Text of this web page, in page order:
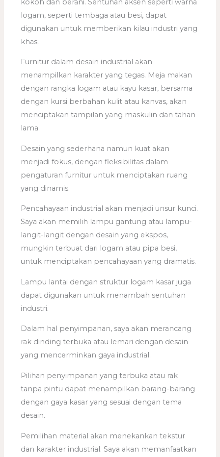
logam, seperti tembaga atau besi, dapat
digunakan untuk memberikan kilau industri yang
khas.
Furnitur dalam desain industrial akan
menampilkan karakter yang tegas. Meja makan
dengan rangka logam atau kayu kasar, bersama
dengan kursi berbahan kulit atau kanvas, akan
menciptakan tampilan yang maskulin dan tahan
lama.
Desain yang sederhana namun kuat akan
menjadi fokus, dengan fleksibilitas dalam
pengaturan furnitur untuk menciptakan ruang
yang dinamis.
Pencahayaan industrial akan menjadi unsur kunci.
Saya akan memilih lampu gantung atau lampu-
langit-langit dengan desain yang ekspos,
mungkin terbuat dari logam atau pipa besi,
untuk menciptakan pencahayaan yang dramatis.
Lampu lantai dengan struktur logam kasar juga
dapat digunakan untuk menambah sentuhan
industri.
Dalam hal penyimpanan, saya akan merancang
rak dinding terbuka atau lemari dengan desain
yang mencerminkan gaya industrial.
Pilihan penyimpanan yang terbuka atau rak
tanpa pintu dapat menampilkan barang-barang
dengan gaya kasar yang sesuai dengan tema
desain.
Pemilihan material akan menekankan tekstur
dan karakter industrial. Saya akan memanfaatkan